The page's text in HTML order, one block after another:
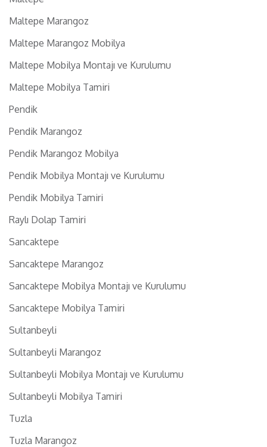
Maltepe Marangoz
Maltepe Marangoz Mobilya
Maltepe Mobilya Montajı ve Kurulumu
Maltepe Mobilya Tamiri
Pendik
Pendik Marangoz
Pendik Marangoz Mobilya
Pendik Mobilya Montajı ve Kurulumu
Pendik Mobilya Tamiri
Raylı Dolap Tamiri
Sancaktepe
Sancaktepe Marangoz
Sancaktepe Mobilya Montajı ve Kurulumu
Sancaktepe Mobilya Tamiri
Sultanbeyli
Sultanbeyli Marangoz
Sultanbeyli Mobilya Montajı ve Kurulumu
Sultanbeyli Mobilya Tamiri
Tuzla
Tuzla Marangoz